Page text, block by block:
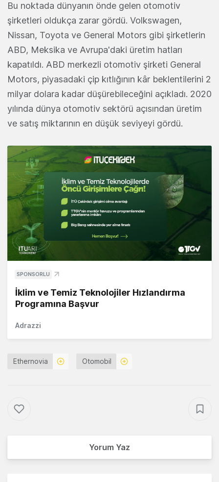
Bu noktada dünyanın önde gelen otomotiv
şirketleri oldukça zarar gördü. Volkswagen,
Nissan, Toyota ve General Motors gibi şirketlerin
ABD, Meksika ve Avrupa'daki üretim hatları
kapatıldı. ABD merkezli otomotiv şirketi General
Motors, piyasadaki çip kıtlığının kâr beklentilerini 2
milyar dolara kadar düşürebileceğini açıkladı. 2020
yılında dünya otomotiv sektörü açısından üretim
ve satış miktarının en düşük seviyeyi gördü.
SPONSORLU
İklim ve Temiz Teknolojiler Hızlandırma
Programına Başvur
Adrazzi
Ethernovia Otomobil
Yorum Yaz